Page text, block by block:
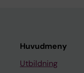
Huvudmeny
Utbildning